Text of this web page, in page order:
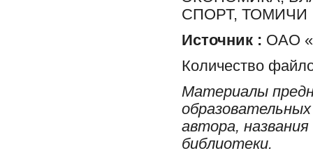
СПОРТ, ТОМИЧИ
Источник : ОАО
Количество
Материалы
автора,
библиотеки.